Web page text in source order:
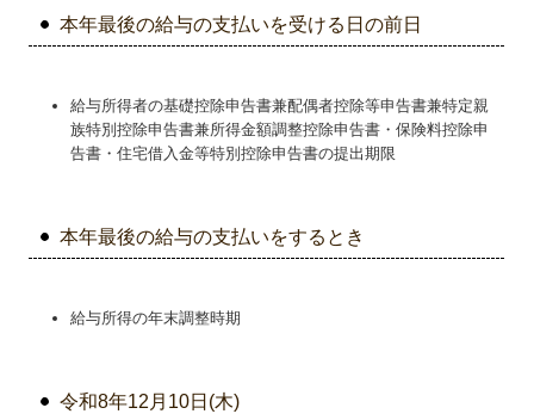
本年最後の給与の支払いを受ける日の前日
給与所得者の基礎控除申告書兼配偶者控除等申告書兼特定親
族特別控除申告書兼所得金額調整控除申告書・保険料控除申
告書・住宅借入金等特別控除申告書の提出期限
本年最後の給与の支払いをするとき
給与所得の年末調整時期
令和8年12月10日(木)